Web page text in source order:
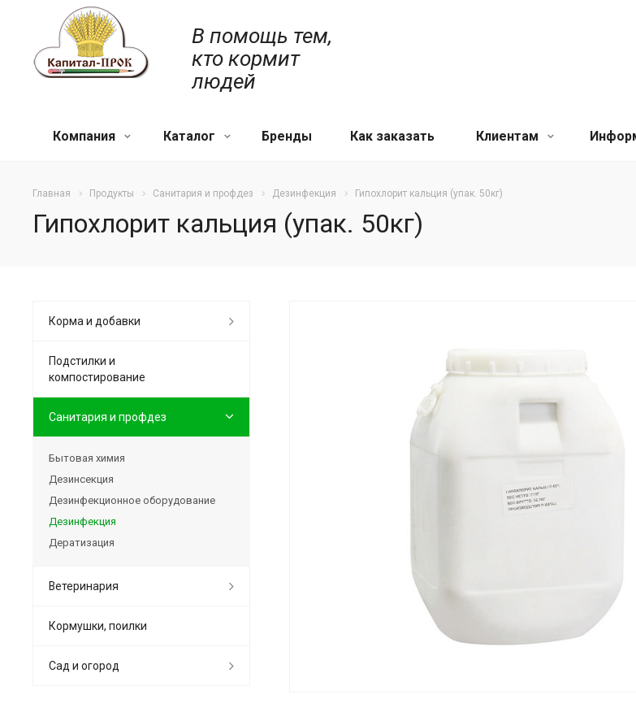
В помощь тем,
кто кормит
людей
Компания Каталог Бренды Как заказать Клиентам
Главная Продукты Санитария и профдез Дезинфекция Гипохлорит кальция (упак. 50кг)
Гипохлорит кальция (упак. 50кг)
Корма и добавки
Подстилки и
компостирование
Санитария и профдез
Бытовая химия
Дезинсекция
Дезинфекционное оборудование
Дезинфекция
Дератизация
Ветеринария
Кормушки, поилки
Сад и огород